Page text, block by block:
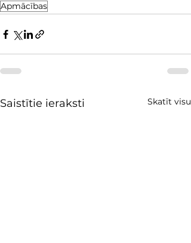
Apmācības
Saistītie ieraksti Skatīt visu